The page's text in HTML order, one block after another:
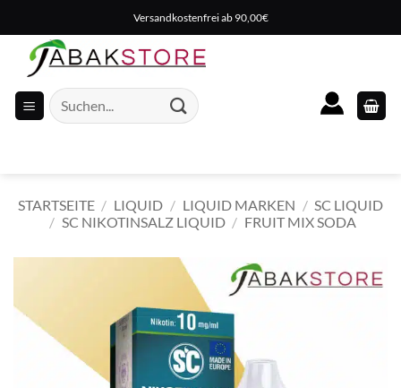
Inhalt
springen
Versandkostenfrei ab 90,00€
Suche
nach:
STARTSEITE / LIQUID / LIQUID MARKEN / SC LIQUID
/ SC NIKOTINSALZ LIQUID / FRUIT MIX SODA